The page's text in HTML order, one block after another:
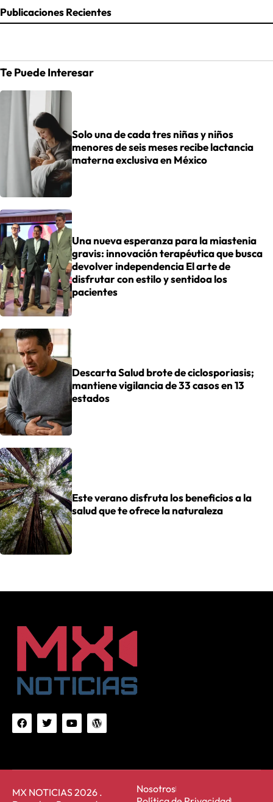
Publicaciones Recientes
Te Puede Interesar
Solo una de cada tres niñas y niños
menores de seis meses recibe lactancia
materna exclusiva en México
Una nueva esperanza para la miastenia
gravis: innovación terapéutica que busca
devolver independencia El arte de
disfrutar con estilo y sentidoa los
pacientes
Descarta Salud brote de ciclosporiasis;
mantiene vigilancia de 33 casos en 13
estados
Este verano disfruta los beneficios a la
salud que te ofrece la naturaleza
MX NOTICIAS 2026 .
Nosotros